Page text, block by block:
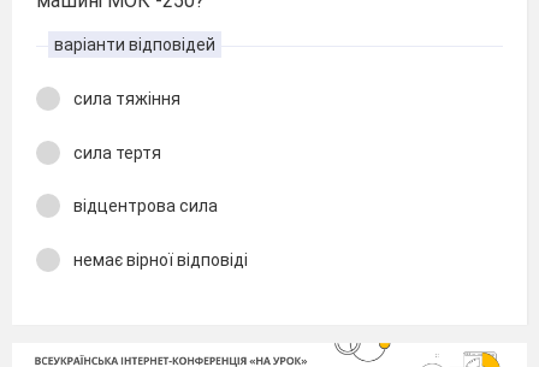
варіанти відповідей
сила тяжіння
сила тертя
відцентрова сила
немає вірної відповіді